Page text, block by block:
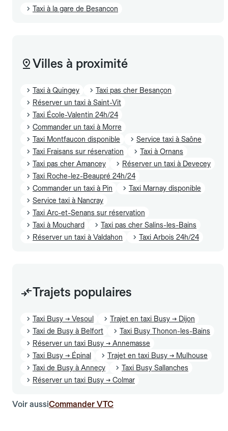
Taxi à la gare de Besancon
Villes à proximité
Taxi à Quingey
Taxi pas cher Besançon
Réserver un taxi à Saint-Vit
Taxi École-Valentin 24h/24
Commander un taxi à Morre
Taxi Montfaucon disponible
Service taxi à Saône
Taxi Fraisans sur réservation
Taxi à Ornans
Taxi pas cher Amancey
Réserver un taxi à Devecey
Taxi Roche-lez-Beaupré 24h/24
Commander un taxi à Pin
Taxi Marnay disponible
Service taxi à Nancray
Taxi Arc-et-Senans sur réservation
Taxi à Mouchard
Taxi pas cher Salins-les-Bains
Réserver un taxi à Valdahon
Taxi Arbois 24h/24
Trajets populaires
Taxi Busy → Vesoul
Trajet en taxi Busy → Dijon
Taxi de Busy à Belfort
Taxi Busy Thonon-les-Bains
Réserver un taxi Busy → Annemasse
Taxi Busy → Épinal
Trajet en taxi Busy → Mulhouse
Taxi de Busy à Annecy
Taxi Busy Sallanches
Réserver un taxi Busy → Colmar
Voir aussiCommander VTC